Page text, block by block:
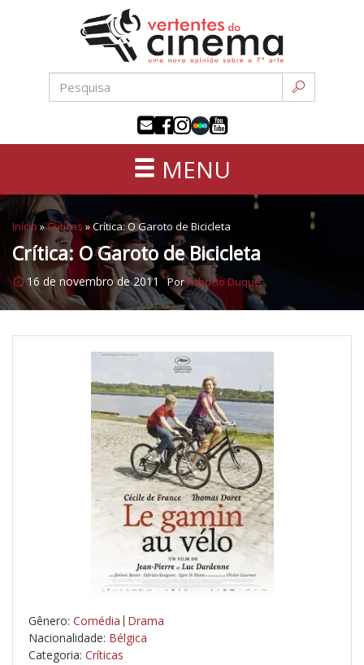
conteúdo
sétima
MENU
Início »Críticas »Crítica: O Garoto de Bicicleta
Crítica: O Garoto de Bicicleta
16 de novembro de 2011 PorFabricio Duque
Gênero: Comédia Drama
Nacionalidade: Bélgica
Categoria: Críticas